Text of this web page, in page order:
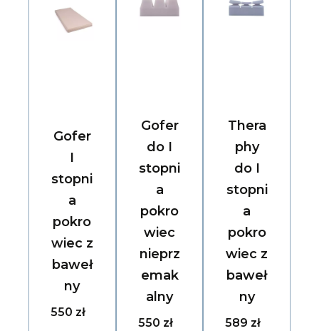
Gofer
I
stopni
a
pokro
wiec z
baweł
ny
550 zł
Gofer
do I
stopni
a
pokro
wiec
nieprz
emak
alny
550 zł
Thera
phy
do I
stopni
a
pokro
wiec z
baweł
ny
589 zł